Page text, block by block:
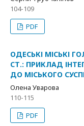
104-109
PDF
ОДЕСЬКІ МІСЬКІ
СТ.: ПРИКЛАД
ДО МІСЬКОГО
Олена Уварова
110-115
PDF